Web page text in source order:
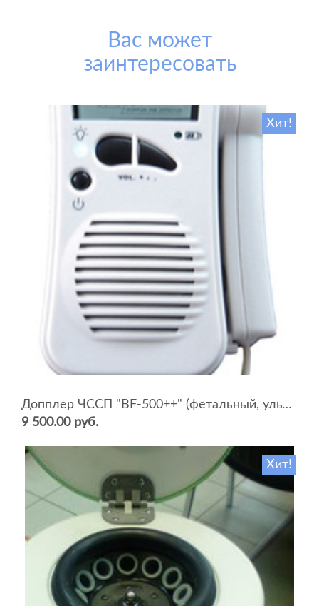
Вас может
заинтересовать
Хит!
Допплер ЧССП "BF-500++" (фетальный, ультразвуковой)
9 500.00 руб.
Хит!